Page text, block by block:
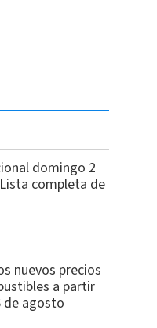
domingo 2
completa de
nuevos precios
a partir
de agosto